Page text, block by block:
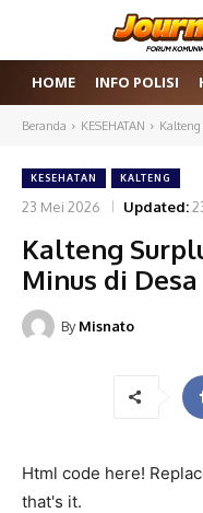
HOME INFO POLISI
Beranda KESEHATAN
KESEHATAN KALTENG
23 Mei 2026 Updated:
Kalteng
Minus di Desa
By Misnato
Html code here!
that's it.